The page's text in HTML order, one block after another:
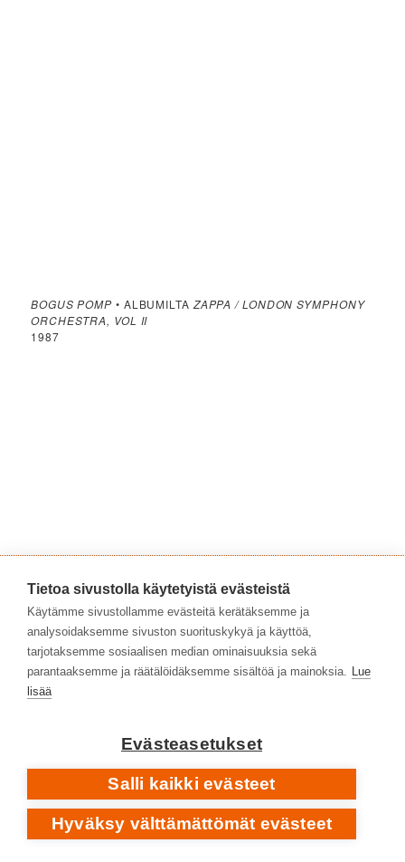
BOGUS POMP • ALBUMILTAZAPPA / LONDON SYMPHONY
ORCHESTRA, VOL II
1987
SAD JANE, FIRST MOVEMENT • ALBUMILTA
LONDON SYMPHONY ORCHESTRA, VOL I
1983
Tietoa sivustolla käytetyistä evästeistä
Käytämme sivustollamme evästeitä kerätäksemme ja
analysoidaksemme sivuston suorituskykyä ja käyttöä,
tarjotaksemme sosiaalisen median ominaisuuksia sekä
parantaaksemme ja räätälöidäksemme sisältöä ja mainoksia. Lue
lisää
Evästeasetukset
Salli kaikki evästeet
Hyväksy välttämättömät evästeet